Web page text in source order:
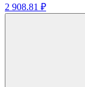
2 908.81 ₽